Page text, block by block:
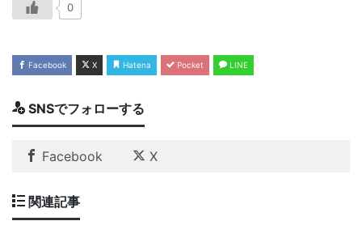
0
Facebook X Hatena Pocket LINE
SNSでフォローする
Facebook X
関連記事